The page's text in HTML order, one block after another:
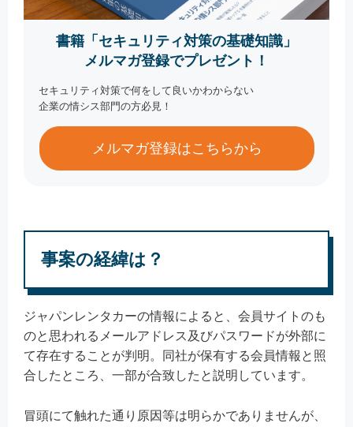
書籍「セキュリティ対策の基礎知識」
メルマガ登録でプレゼント！
セキュリティ対策で何をして良いかわからない
企業の情シス部門の方必見！
メルマガ登録はこちらから
事案の経緯は？
ジャパンレンタカーの情報によると、会員サイトのも
のと思われるメールアドレス及びパスワードが外部に
て存在することが判明。同社が保有する会員情報と照
合したところ、一部が合致したと説明しています。
冒頭にて触れた通り原因等は明らかでありませんが、